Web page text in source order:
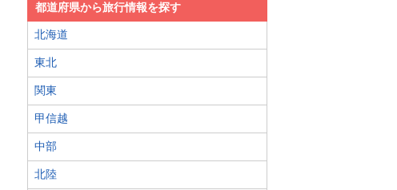
都道府県から旅行情報を探す
北海道
東北
関東
甲信越
中部
北陸